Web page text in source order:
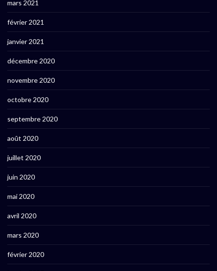
mars 2021
février 2021
janvier 2021
décembre 2020
novembre 2020
octobre 2020
septembre 2020
août 2020
juillet 2020
juin 2020
mai 2020
avril 2020
mars 2020
février 2020